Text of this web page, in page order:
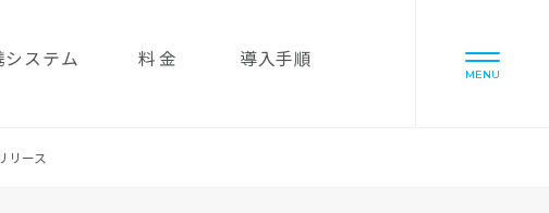
システム 料金 導入手順
MENU
リース